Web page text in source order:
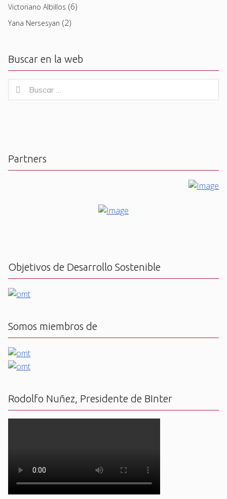
Victoriano Albillos (6)
Yana Nersesyan (2)
Buscar en la web
for:
Buscar
Partners
Objetivos de Desarrollo Sostenible
Somos miembros de
Rodolfo Nuñez, Presidente de BInter